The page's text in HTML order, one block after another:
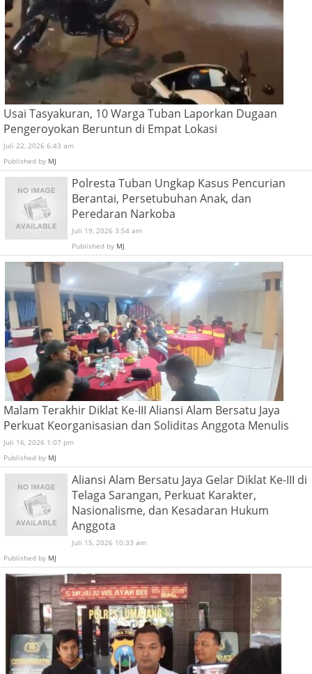
Usai Tasyakuran, 10 Warga Tuban Laporkan Dugaan
Pengeroyokan Beruntun di Empat Lokasi
Juli 22, 2026 6:43 am
Published by MJ
Polresta Tuban Ungkap Kasus Pencurian
Berantai, Persetubuhan Anak, dan
Peredaran Narkoba
Juli 19, 2026 3:54 am
Published by MJ
Malam Terakhir Diklat Ke-III Aliansi Alam Bersatu Jaya
Perkuat Keorganisasian dan Soliditas Anggota Menulis
Juli 16, 2026 1:07 pm
Published by MJ
Aliansi Alam Bersatu Jaya Gelar Diklat Ke-III di
Telaga Sarangan, Perkuat Karakter,
Nasionalisme, dan Kesadaran Hukum
Anggota
Juli 15, 2026 10:33 am
Published by MJ